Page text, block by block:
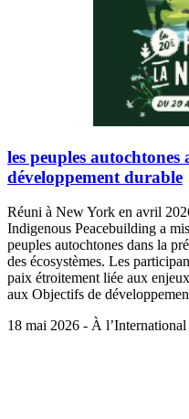
les peuples
développement durable
Réuni à New York en avril
Indigenous Peacebuilding a
peuples autochtones dans la
des écosystèmes. Les
paix étroitement liée aux
aux Objectifs de
18 mai 2026 - À l’International